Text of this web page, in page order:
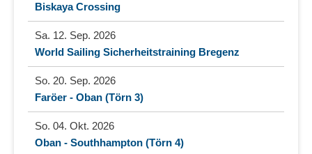
Biskaya Crossing
Sa. 12. Sep. 2026
World Sailing Sicherheitstraining Bregenz
So. 20. Sep. 2026
Faröer - Oban (Törn 3)
So. 04. Okt. 2026
Oban - Southhampton (Törn 4)